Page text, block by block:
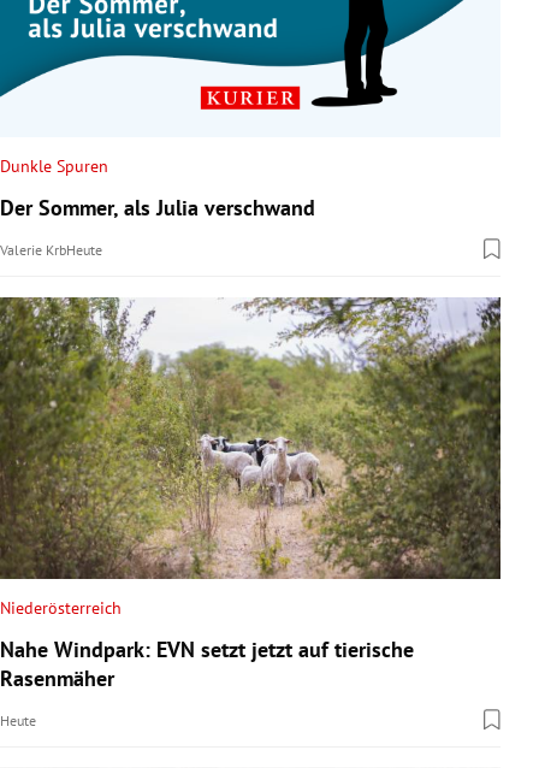
Dunkle Spuren
Der Sommer, als Julia verschwand
Valerie KrbHeute
Niederösterreich
Nahe Windpark: EVN setzt jetzt auf tierische
Rasenmäher
Heute